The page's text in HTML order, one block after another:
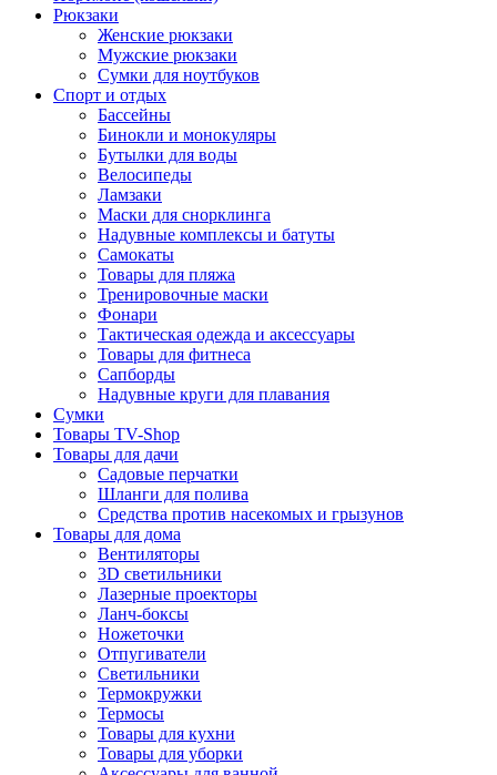
Рюкзаки
Женские рюкзаки
Мужские рюкзаки
Сумки для ноутбуков
Спорт и отдых
Бассейны
Бинокли и монокуляры
Бутылки для воды
Велосипеды
Ламзаки
Маски для снорклинга
Надувные комплексы и батуты
Самокаты
Товары для пляжа
Тренировочные маски
Фонари
Тактическая одежда и аксессуары
Товары для фитнеса
Сапборды
Надувные круги для плавания
Сумки
Товары TV-Shop
Товары для дачи
Садовые перчатки
Шланги для полива
Средства против насекомых и грызунов
Товары для дома
Вентиляторы
3D светильники
Лазерные проекторы
Ланч-боксы
Ножеточки
Отпугиватели
Светильники
Термокружки
Термосы
Товары для кухни
Товары для уборки